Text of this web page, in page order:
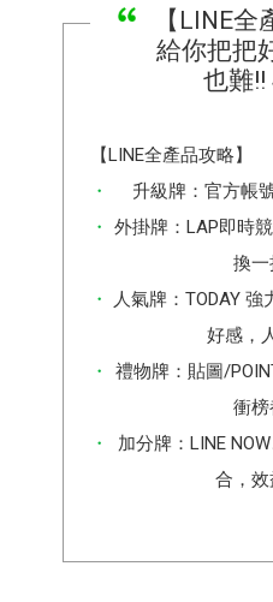
【LINE全
給你把把
也難!!
【LINE全產品攻略】
升級牌：官方帳
外掛牌：LAP即時
換一
人氣牌：TODAY
好感，
禮物牌：貼圖/
衝榜
加分牌：LINE
合，